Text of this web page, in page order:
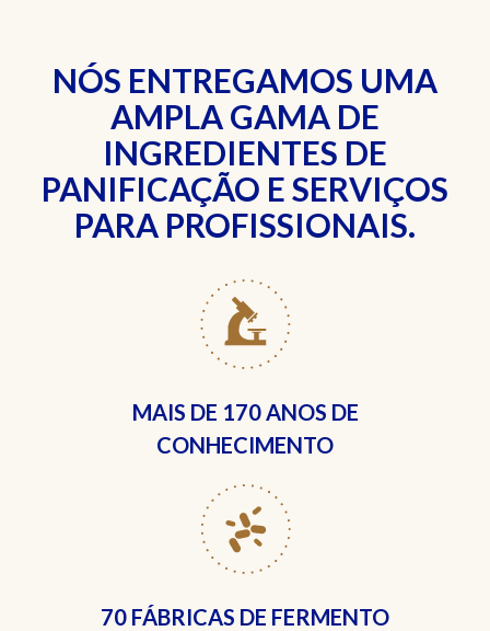
NÓS ENTREGAMOS UMA
AMPLA GAMA DE
INGREDIENTES DE
PANIFICAÇÃO E SERVIÇOS
PARA PROFISSIONAIS.
MAIS DE 170 ANOS DE
CONHECIMENTO
70 FÁBRICAS DE FERMENTO